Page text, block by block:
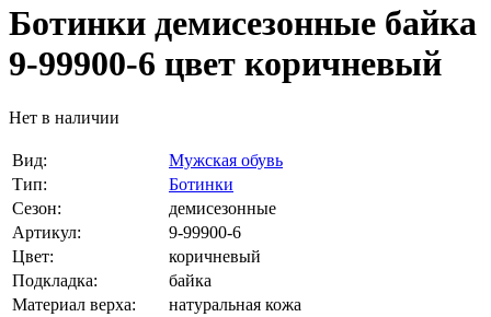
Ботинки демисезонные байка
9-99900-6 цвет коричневый
Нет в наличии
Вид:
Мужская обувь
Тип:
Ботинки
Сезон:
демисезонные
Артикул:
9-99900-6
Цвет:
коричневый
Подкладка:
байка
Материал верха:
натуральная кожа